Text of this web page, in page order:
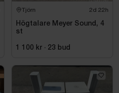
Tjörn 2d 22h
Högtalare Meyer Sound, 4
st
1 100 kr · 23 bud